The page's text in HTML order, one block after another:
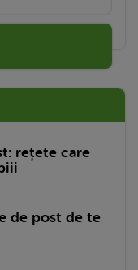
rețete care
de post de te